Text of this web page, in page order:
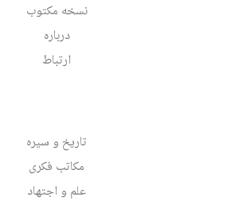
نسخه مکتوب
درباره
ارتباط
تاریخ و سیره
مکاتب فکری
علم و اجتهاد